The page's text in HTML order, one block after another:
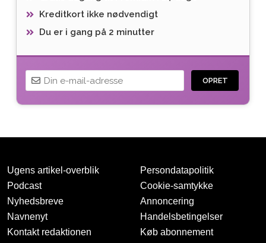
Kreditkort ikke nødvendigt
Du er i gang på 2 minutter
OPRET
Tak for oprettelsen
Ugens artikel-overblik
Podcast
Nyhedsbreve
Navnenyt
Kontakt redaktionen
Persondatapolitik
Cookie-samtykke
Annoncering
Handelsbetingelser
Køb abonnement